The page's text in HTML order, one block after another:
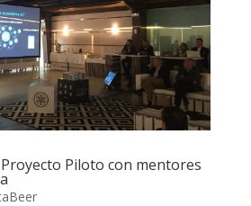
Piloto con mentores